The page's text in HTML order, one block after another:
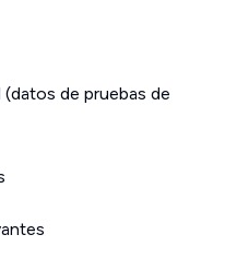
de pruebas de